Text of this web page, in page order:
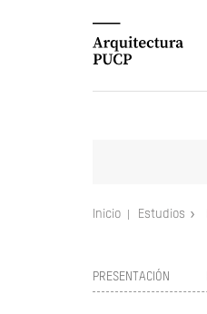
Inicio Estudios
PRESENTACIÓN